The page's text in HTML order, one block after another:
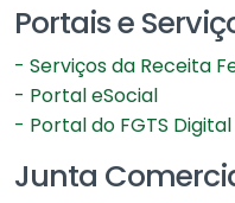
Portais e
- Serviços da Receita
- Portal eSocial
- Portal do FGTS Digital
Junta